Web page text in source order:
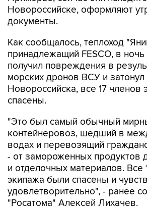
Новороссийске, оформляют
документы.
Как сообщалось, теплоход
принадлежащий FESCO, в ночь
получил повреждения в
морских дронов ВСУ и затонул
Новороссийска, все 17 членов
спасены.
"Это был самый обычный
контейнеровоз, шедший в
водах и перевозящий
- от замороженных продуктов
и отделочных материалов. Все
экипажа были спасены и
удовлетворительно", - ранее
"Росатома" Алексей Лихачев.